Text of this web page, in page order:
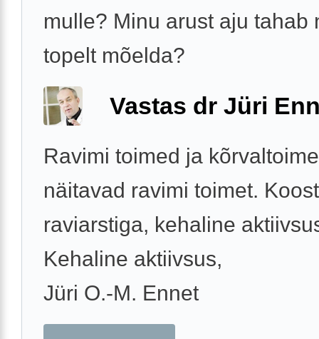
mulle? Minu arust aju tahab
topelt mõelda?
Vastas dr Jüri
Ravimi toimed ja
näitavad ravimi toimet.
raviarstiga, kehaline
Kehaline aktiivsus,
Jüri O.-M. Ennet